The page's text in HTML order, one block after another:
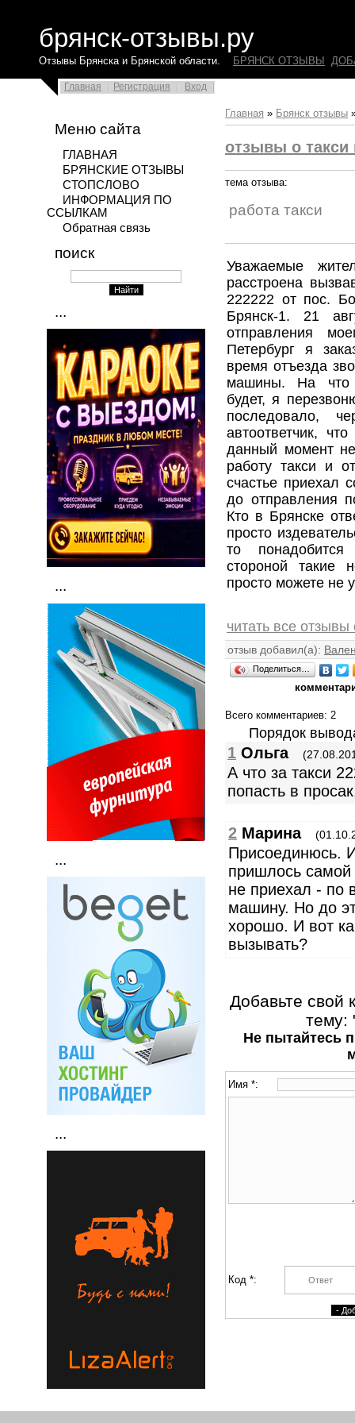
брянск-отзывы.ру
Отзывы Брянска и Брянской области. БРЯНСК ОТЗЫВЫ
Главная Регистрация Вход
Меню сайта
ГЛАВНАЯ
БРЯНСКИЕ ОТЗЫВЫ
СТОПСЛОВО
ИНФОРМАЦИЯ ПО
ССЫЛКАМ
Обратная связь
поиск
...
...
...
...
Главная » Брянск отзывы
отзывы о такси
тема отзыва:
работа такси
Уважаемые
расстроена
222222 от пос.
Брянск-1. 21
отправления
Петербург я
время отъезда
машины. На что
будет, я
последовало,
автоответчик,
данный момент
работу такси и
счастье приехал
до отправления
Кто в Брянске
просто
то
стороной
просто можете не
читать все отзывы
отзыв добавил(а):
Поделиться…
Всего комментариев: 2
Порядок
1 Ольга
А что за такси
попасть в
2 Марина
Присоединюсь.
пришлось самой
не приехал - по
машину. Но до
хорошо. И вот
вызывать?
Добавьте свой
тему:
Не пытайтесь
Имя *:
Код *: